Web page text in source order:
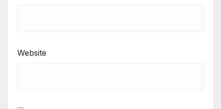
Website